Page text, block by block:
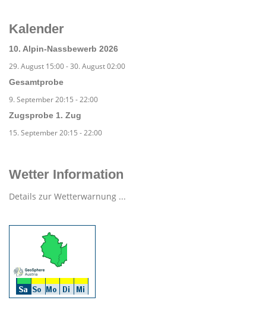
Kalender
10. Alpin-Nassbewerb 2026
29. August 15:00-30. August 02:00
Gesamtprobe
9. September 20:15 -22:00
Zugsprobe 1. Zug
15. September 20:15 -22:00
Wetter Information
Details zur Wetterwarnung ...